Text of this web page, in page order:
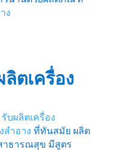
ง
ตเครื่อง
รับผลิตเครื่อง
สำอาง ที่ทันสมัย ผลิต
าธารณสุข มีสูตร